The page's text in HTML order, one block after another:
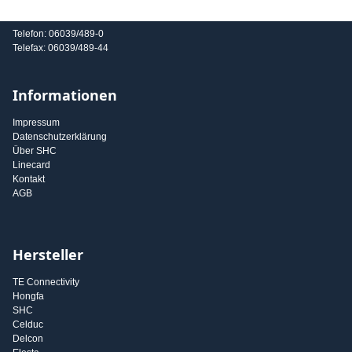
Telefon: 06039/489-0
Telefax: 06039/489-44
Informationen
Impressum
Datenschutzerklärung
Über SHC
Linecard
Kontakt
AGB
Hersteller
TE Connectivity
Hongfa
SHC
Celduc
Delcon